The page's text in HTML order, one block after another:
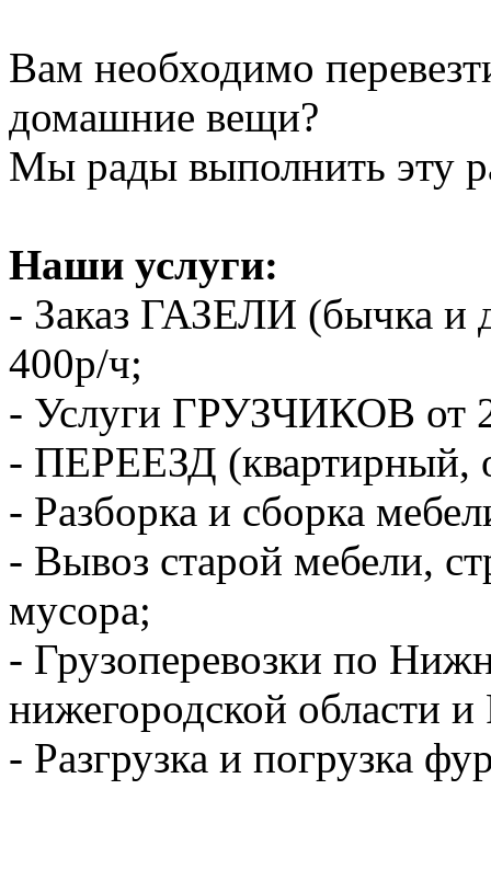
Вам необходимо
домашние вещи?
Мы рады выполнить эту
Наши услуги:
- Заказ ГАЗЕЛИ (бычка и
400р/ч;
- Услуги ГРУЗЧИКОВ от
- ПЕРЕЕЗД (квартирный,
- Разборка и сборка
- Вывоз старой мебели,
мусора;
- Грузоперевозки по
нижегородской области и
- Разгрузка и погрузка